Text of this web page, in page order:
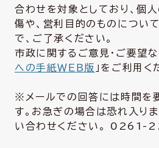
合わせを対象としており、個
傷や、営利目的のものについ
で、ご了承ください。
市政に関するご意見・ご要望な
への手紙ＷＥＢ版 」をご利用く
※メールでの回答には時間を
す。お急ぎの場合は恐れ入り
い合わせください。